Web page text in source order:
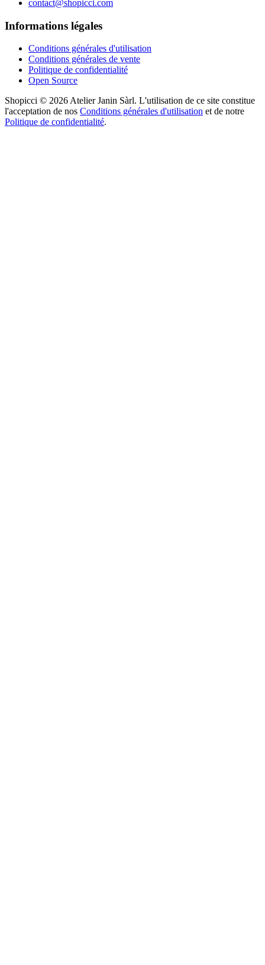
contact@shopicci.com
Informations légales
Conditions générales d'utilisation
Conditions générales de vente
Politique de confidentialité
Open Source
Shopicci © 2026 Atelier Janin Sàrl. L'utilisation de ce site constitue
l'acceptation de nos Conditions générales d'utilisation et de notre
Politique de confidentialité.